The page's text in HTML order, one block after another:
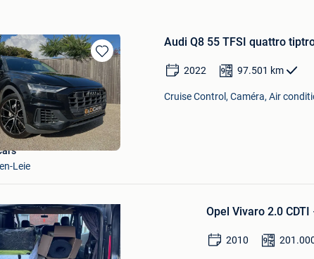
Sauvegarder
dans
Mes
Favoris
Audi Q8 55 TFSI quattro
2022 97.501 km
Cruise Control, Caméra, Air
Leie
Mes
Favoris
Opel Vivaro 2.0
2010